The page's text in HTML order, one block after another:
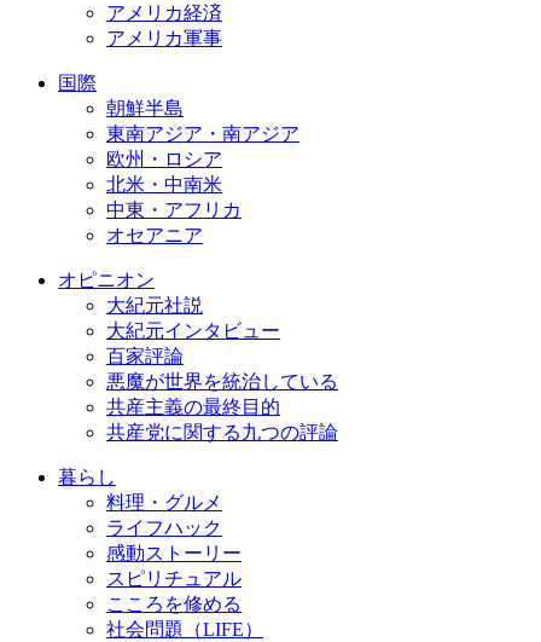
アメリカ経済
アメリカ軍事
国際
朝鮮半島
東南アジア・南アジア
欧州・ロシア
北米・中南米
中東・アフリカ
オセアニア
オピニオン
大紀元社説
大紀元インタビュー
百家評論
悪魔が世界を統治している
共産主義の最終目的
共産党に関する九つの評論
暮らし
料理・グルメ
ライフハック
感動ストーリー
スピリチュアル
こころを修める
社会問題（LIFE）